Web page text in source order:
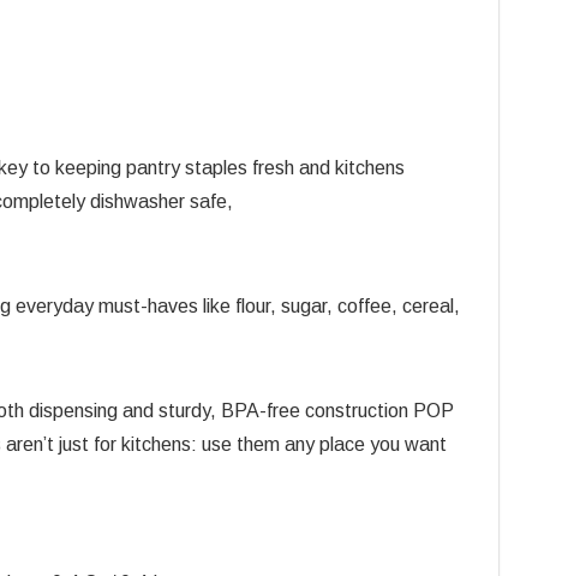
to keeping pantry staples fresh and kitchens
dishwasher safe,
everyday must-haves like flour, sugar, coffee, cereal,
dispensing and sturdy, BPA-free construction POP
just for kitchens: use them any place you want